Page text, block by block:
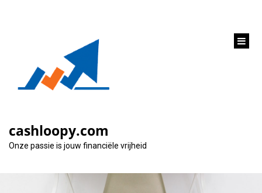
cashloopy.com
Onze passie is jouw financiële vrijheid
ING Autolening
Simuleren: Een
Stapsgewijze Gids